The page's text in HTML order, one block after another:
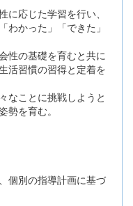
応じた学習を行い、
わかった」「できた」
性の基礎を育むと共に
活習慣の習得と定着を
なことに挑戦しようと
を育む。
個別の指導計画に基づ